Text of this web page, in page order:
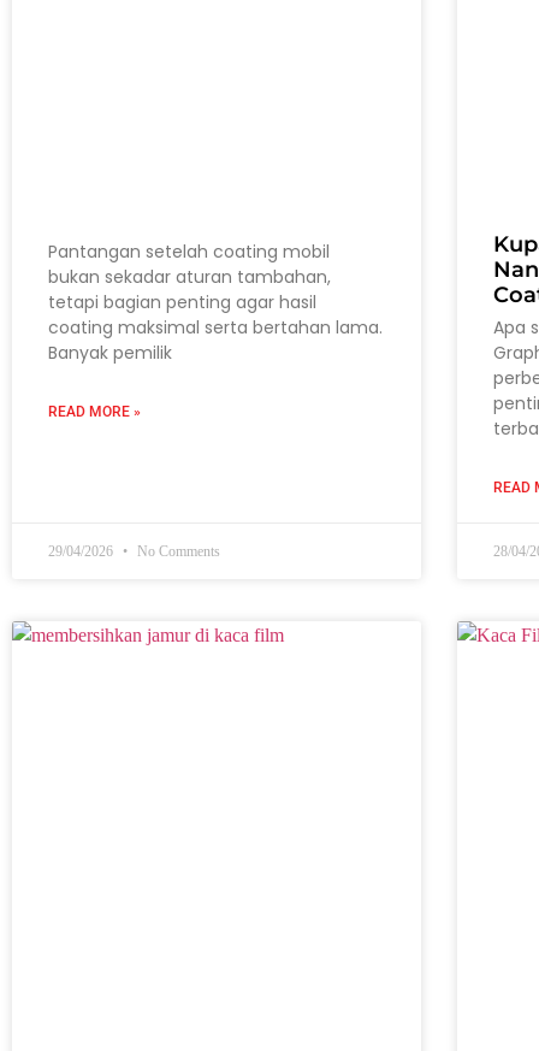
Pantangan setelah coating mobil
bukan sekadar aturan tambahan,
tetapi bagian penting agar hasil
coating maksimal serta bertahan lama.
Banyak pemilik
READ MORE »
29/04/2026 No Comments
Apa
READ
28/04/